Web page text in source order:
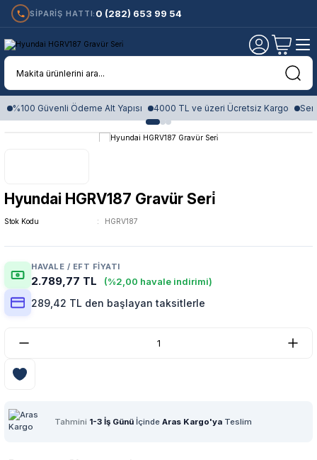
SİPARİŞ HATTI: 0 (282) 653 99 54
%100 Güvenli Ödeme Alt Yapısı 4000 TL ve üzeri Ücretsiz Kargo
Hyundai HGRV187 Gravür Seri̇
Stok Kodu HGRV187
HAVALE / EFT FIYATI
2.789,77 TL (%2,00 havale indirimi)
289,42 TL den başlayan taksitlerle
Tahmini 1-3 İş Günü İçinde Aras Kargo'ya Teslim